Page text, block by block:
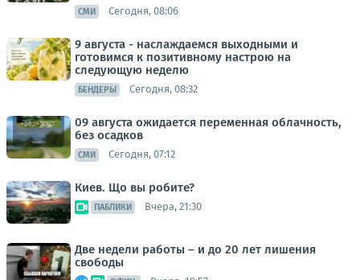
СМИ Сегодня, 08:06
9 августа - наслаждаемся выходными и
готовимся к позитивному настрою на
следующую неделю
БЕНДЕРЫ Сегодня, 08:32
09 августа ожидается переменная облачность,
без осадков
СМИ Сегодня, 07:12
Киев. Що вы робите?
ПАБЛИКИ Вчера, 21:30
Две недели работы – и до 20 лет лишения
свободы